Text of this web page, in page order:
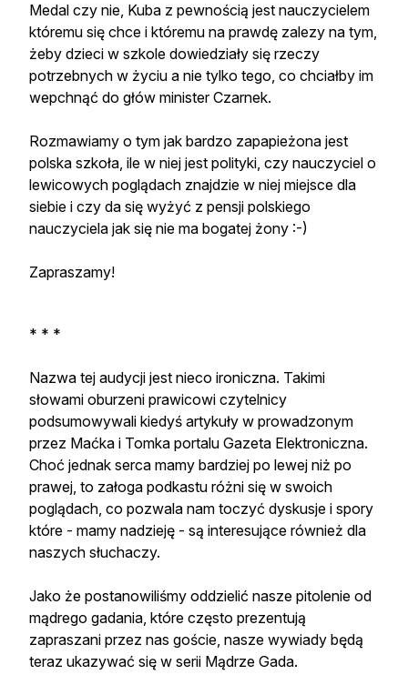
Medal czy nie, Kuba z pewnością jest nauczycielem
któremu się chce i któremu na prawdę zalezy na tym,
żeby dzieci w szkole dowiedziały się rzeczy
potrzebnych w życiu a nie tylko tego, co chciałby im
wepchnąć do głów minister Czarnek.
Rozmawiamy o tym jak bardzo zapapieżona jest
polska szkoła, ile w niej jest polityki, czy nauczyciel o
lewicowych poglądach znajdzie w niej miejsce dla
siebie i czy da się wyżyć z pensji polskiego
nauczyciela jak się nie ma bogatej żony :-)
Zapraszamy!
* * *
Nazwa tej audycji jest nieco ironiczna. Takimi
słowami oburzeni prawicowi czytelnicy
podsumowywali kiedyś artykuły w prowadzonym
przez Maćka i Tomka portalu Gazeta Elektroniczna.
Choć jednak serca mamy bardziej po lewej niż po
prawej, to załoga podkastu różni się w swoich
poglądach, co pozwala nam toczyć dyskusje i spory
które - mamy nadzieję - są interesujące również dla
naszych słuchaczy.
Jako że postanowiliśmy oddzielić nasze pitolenie od
mądrego gadania, które często prezentują
zapraszani przez nas goście, nasze wywiady będą
teraz ukazywać się w serii Mądrze Gada.